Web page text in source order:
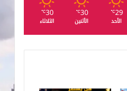
29
℃
الأحد
30
℃
الأثنين
30
℃
الثلاثاء